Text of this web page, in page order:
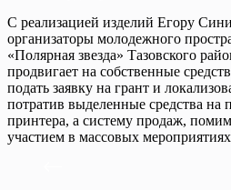
С реализацией изделий Егору
организаторы молодежного
«Полярная звезда» Тазовского
продвигает на собственные
подать заявку на грант и
потратив выделенные средства на
принтера, а систему продаж,
участием в массовых